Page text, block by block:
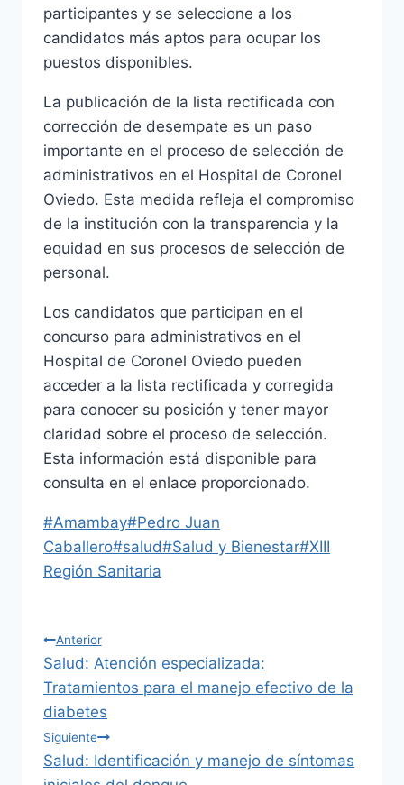
participantes y se seleccione a los
candidatos más aptos para ocupar los
puestos disponibles.
La publicación de la lista rectificada con
corrección de desempate es un paso
importante en el proceso de selección de
administrativos en el Hospital de Coronel
Oviedo. Esta medida refleja el compromiso
de la institución con la transparencia y la
equidad en sus procesos de selección de
personal.
Los candidatos que participan en el
concurso para administrativos en el
Hospital de Coronel Oviedo pueden
acceder a la lista rectificada y corregida
para conocer su posición y tener mayor
claridad sobre el proceso de selección.
Esta información está disponible para
consulta en el enlace proporcionado.
Etiquetas
de
la
#Amambay#Pedro Juan
Caballero#salud#Salud y Bienestar#XIII
Región Sanitaria
Navegación
de
entradas
Anterior
Salud: Atención especializada:
Tratamientos para el manejo efectivo de la
diabetes
Siguiente
Salud: Identificación y manejo de síntomas